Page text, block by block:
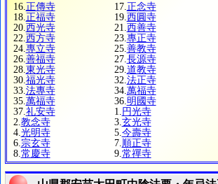
16. 正傳寺 17. 正念寺
18. 正福寺 19. 西圓寺
20. 西光寺 21. 西善寺
22. 西方寺 23. 專正寺
24. 專立寺 25. 善教寺
26. 善福寺 27. 長源寺
28. 東光寺 29. 道教寺
30. 福光寺 32. 法正寺
33. 法專寺 34. 萬福寺
35. 萬福寺 36. 明國寺
37. 礼安寺 1. 円光寺
2. 教念寺 3. 玄光寺
4. 光明寺 5. 今壽寺
6. 宗玄寺 7. 順正寺
8. 常慶寺 9. 常禪寺